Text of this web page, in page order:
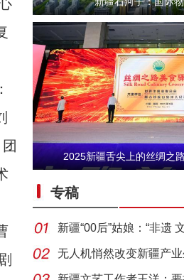
许登金：戈壁滩上
2025新疆舌尖上的丝绸之
专稿
新疆“00后”姑娘：“非遗
无人机悄然改变新疆产